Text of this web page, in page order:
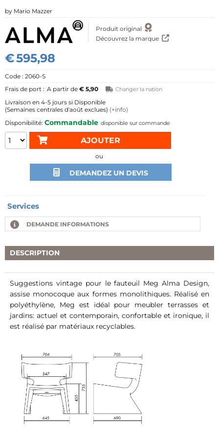
€595,98
A partir de € 5,90 Changer la nation
Produit original
Découvrez la marque
Mario Mazzer
4-5 jours si Disponible
(Semaines centrales d'août exclues) (+info)
ou
DEMANDEZ UN DEVIS
2060-S
Commandable disponible sur commande
Services
DEMANDE INFORMATIONS
DESCRIPTION
Suggestions vintage pour le fauteuil Meg Alma Design,
assise monocoque aux formes monolithiques. Réalisé en
polyéthylène, Meg est idéal pour meubler terrasses et
jardins: actuel et contemporain, confortable et ironique, il
est réalisé par matériaux recyclables.